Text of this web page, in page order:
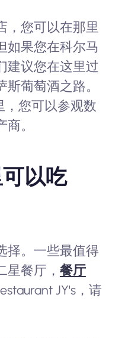
，您可以在那里
如果您在科尔马
建议您在这里过
葡萄酒之路。
，您可以参观数
。
以吃
择。一些最值得
星餐厅， 餐厅
JY's，请